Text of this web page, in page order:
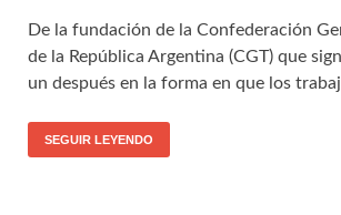
De la fundación de la Confederación
de la República Argentina (CGT) que
un después en la forma en que los
SEGUIR LEYENDO